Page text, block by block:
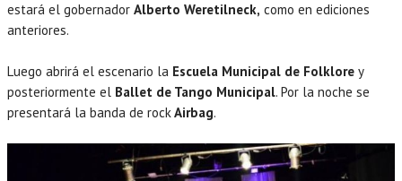
estará el gobernador Alberto Weretilneck, como en ediciones
anteriores.
Luego abrirá el escenario la Escuela Municipal de Folklore y
posteriormente el Ballet de Tango Municipal. Por la noche se
presentará la banda de rockAirbag.